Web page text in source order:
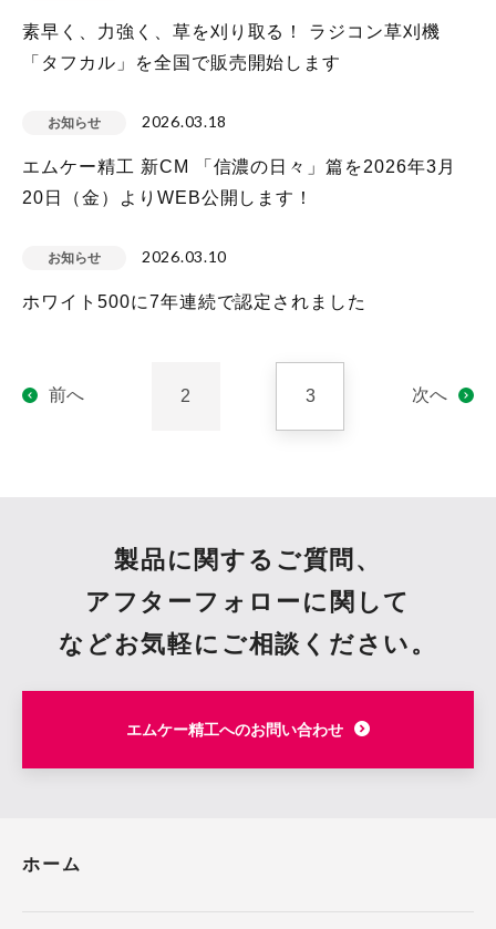
素早く、力強く、草を刈り取る！ ラジコン草刈機
「タフカル」を全国で販売開始します
お知らせ 2026.03.18
エムケー精工 新CM 「信濃の日々」篇を2026年3月
20日（金）よりWEB公開します！
お知らせ 2026.03.10
ホワイト500に7年連続で認定されました
前へ 2 3 次へ
製品に関するご質問、
アフターフォローに関して
などお気軽にご相談ください。
エムケー精工へのお問い合わせ
ホーム